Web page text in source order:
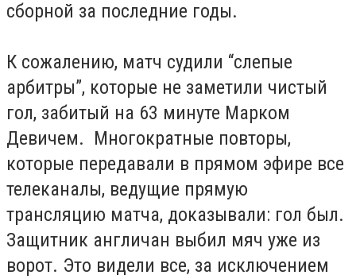
сборной за последние годы.
К сожалению, матч судили “слепые
арбитры”, которые не заметили чистый
гол, забитый на 63 минуте Марком
Девичем. Многократные повторы,
которые передавали в прямом эфире все
телеканалы, ведущие прямую
трансляцию матча, доказывали: гол был.
Защитник англичан выбил мяч уже из
ворот. Это видели все, за исключением